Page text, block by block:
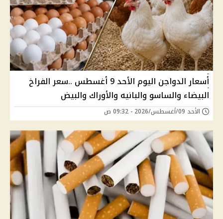
أسعار الدواجن اليوم الأحد 9 أغسطس ..سعر الفراخ
البيضاء والساسو والبانيه والأوراك والبيض
الأحد 09/أغسطس/2026 - 09:32 ص